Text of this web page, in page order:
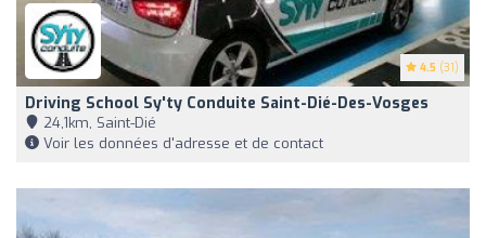
4.5 (31)
Driving School Sy'ty Conduite Saint-Dié-Des-Vosges
24,1km, Saint-Dié
Voir les données d'adresse et de contact